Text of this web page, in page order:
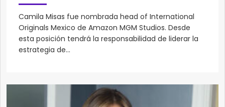
Camila Misas fue nombrada head of International
Originals Mexico de Amazon MGM Studios. Desde
esta posición tendrá la responsabilidad de liderar la
estrategia de...